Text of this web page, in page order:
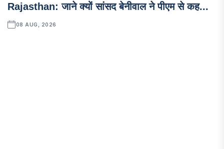
Rajasthan: जाने क्यों सांसद बेनीवाल ने पीएम से कह...
08 AUG, 2026